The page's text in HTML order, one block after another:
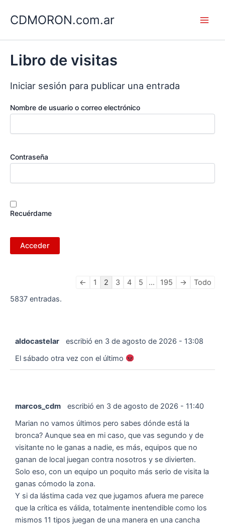
CDMORON.com.ar
Libro de visitas
Iniciar sesión para publicar una entrada
Nombre de usuario o correo electrónico
Contraseña
Recuérdame
Navegación
libros
← 1 2 3 4 5 ... 195 →
Todo
5837 entradas.
aldocastelar escribió en 3 de agosto de 2026 - 13:08
El sábado otra vez con el último
marcos_cdm escribió en 3 de agosto de 2026 - 11:40
Marian no vamos últimos pero sabes dónde está la
bronca? Aunque sea en mi caso, que vas segundo y de
visitante no le ganas a nadie, es más, equipos que no
ganan de local juegan contra nosotros y se divierten.
Solo eso, con un equipo un poquito más serio de visita la
ganas cómodo la zona.
Y si da lástima cada vez que jugamos afuera me parece
que la crítica es válida, totalmente inentendible como los
mismos 11 tipos juegan de una manera en una cancha